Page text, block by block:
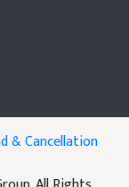
& Cancellation